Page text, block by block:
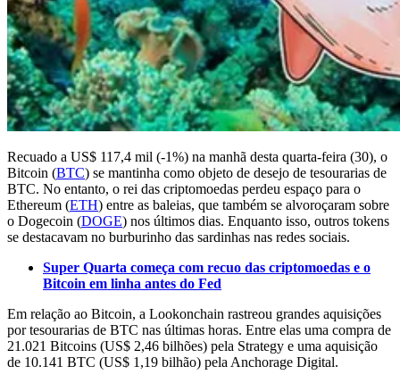
Recuado a US$ 117,4 mil (-1%) na manhã desta quarta-feira (30), o
Bitcoin (BTC) se mantinha como objeto de desejo de tesourarias de
BTC. No entanto, o rei das criptomoedas perdeu espaço para o
Ethereum (ETH) entre as baleias, que também se alvoroçaram sobre
o Dogecoin (DOGE) nos últimos dias. Enquanto isso, outros tokens
se destacavam no burburinho das sardinhas nas redes sociais.
Super Quarta começa com recuo das criptomoedas e o
Bitcoin em linha antes do Fed
Em relação ao Bitcoin, a Lookonchain rastreou grandes aquisições
por tesourarias de BTC nas últimas horas. Entre elas uma compra de
21.021 Bitcoins (US$ 2,46 bilhões) pela Strategy e uma aquisição
de 10.141 BTC (US$ 1,19 bilhão) pela Anchorage Digital.